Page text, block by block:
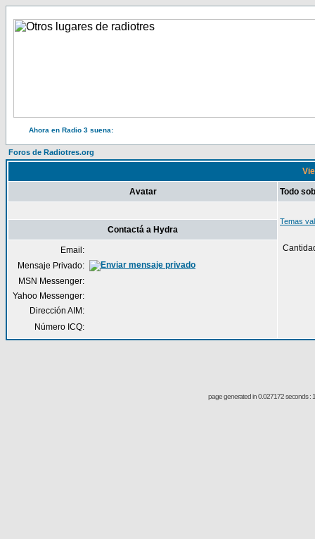
Ahora en Radio 3 suena:
Foros de Radiotres.org
Avatar Todo
Temas
Contactá a Hydra
Email:
Mensaje Privado:
MSN Messenger:
Yahoo Messenger:
Dirección AIM:
Número ICQ:
page generated in 0.027172 seconds :